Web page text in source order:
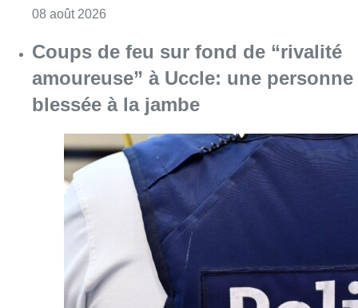
08 août 2026
Coups de feu sur fond de “rivalité
amoureuse” à Uccle: une personne
blessée à la jambe